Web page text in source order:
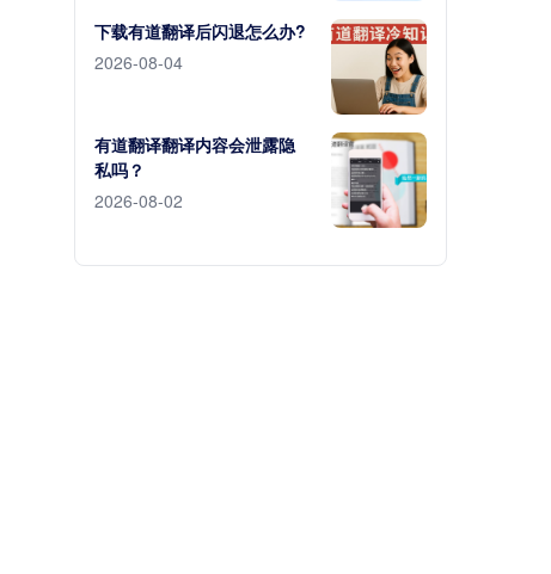
下载有道翻译后闪退怎么办?
2026-08-04
有道翻译翻译内容会泄露隐
私吗？
2026-08-02